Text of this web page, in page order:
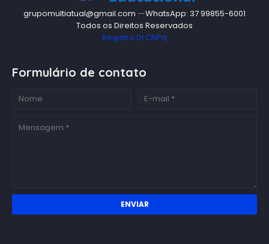
grupomultiatual@gmail.com ㄧWhatsApp: 37 99855-6001
Todos os Direitos Reservados
Registro DI CNPq
Formulário de contato